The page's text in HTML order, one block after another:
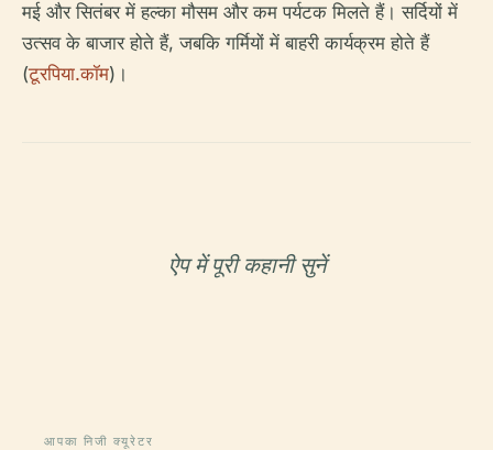
मई और सितंबर में हल्का मौसम और कम पर्यटक मिलते हैं। सर्दियों में
उत्सव के बाजार होते हैं, जबकि गर्मियों में बाहरी कार्यक्रम होते हैं
(टूरपिया.कॉम)।
ऐप में पूरी कहानी सुनें
आपका निजी क्यूरेटर